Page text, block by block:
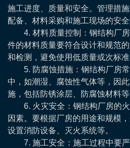
施工进度、质量和安全。管理措
配备、材料采购和施工现场的安全
4. 材料质量控制：钢结构厂
件的材料质量要符合设计和规范
和检测，避免使用低质量或次标准
5. 防腐蚀措施：钢结构厂房
中，如潮湿、腐蚀性气体等，因
施，包括防锈涂层、防腐蚀材料等
6. 火灾安全：钢结构厂房的
因素。要根据厂房的用途和规模
设置消防设备、灭火系统等。
7. 施工安全：施工过程中要